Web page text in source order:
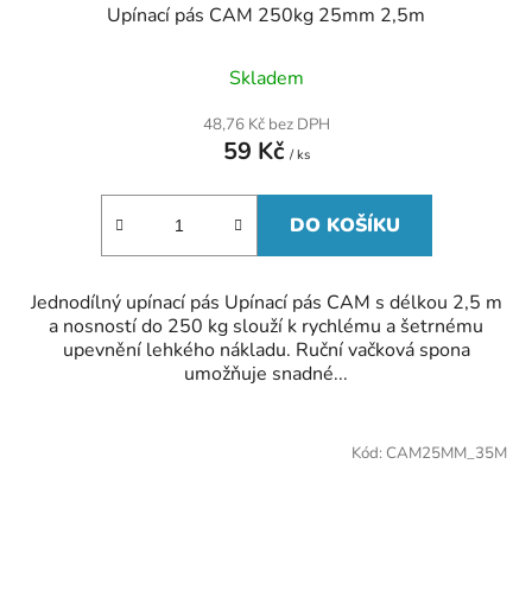
Upínací pás CAM 250kg 25mm 2,5m
Skladem
48,76 Kč bez DPH
59 Kč / ks
DO KOŠÍKU
Jednodílný upínací pás Upínací pás CAM s délkou 2,5 m
a nosností do 250 kg slouží k rychlému a šetrnému
upevnění lehkého nákladu. Ruční vačková spona
umožňuje snadné...
Kód: CAM25MM_35M